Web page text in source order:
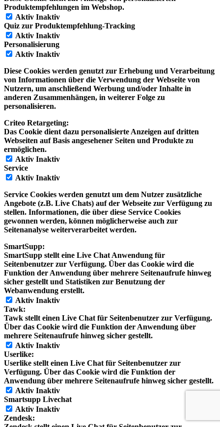
Produktempfehlungen im Webshop.
Aktiv Inaktiv
Quiz zur Produktempfehlung-Tracking
Aktiv Inaktiv
Personalisierung
Aktiv Inaktiv
Diese Cookies werden genutzt zur Erhebung und Verarbeitung
von Informationen über die Verwendung der Webseite von
Nutzern, um anschließend Werbung und/oder Inhalte in
anderen Zusammenhängen, in weiterer Folge zu
personalisieren.
Criteo Retargeting:
Das Cookie dient dazu personalisierte Anzeigen auf dritten
Webseiten auf Basis angesehener Seiten und Produkte zu
ermöglichen.
Aktiv Inaktiv
Service
Aktiv Inaktiv
Service Cookies werden genutzt um dem Nutzer zusätzliche
Angebote (z.B. Live Chats) auf der Webseite zur Verfügung zu
stellen. Informationen, die über diese Service Cookies
gewonnen werden, können möglicherweise auch zur
Seitenanalyse weiterverarbeitet werden.
SmartSupp:
SmartSupp stellt eine Live Chat Anwendung für
Seitenbenutzer zur Verfügung. Über das Cookie wird die
Funktion der Anwendung über mehrere Seitenaufrufe hinweg
sicher gestellt und Statistiken zur Benutzung der
Webanwendung erstellt.
Aktiv Inaktiv
Tawk:
Tawk stellt einen Live Chat für Seitenbenutzer zur Verfügung.
Über das Cookie wird die Funktion der Anwendung über
mehrere Seitenaufrufe hinweg sicher gestellt.
Aktiv Inaktiv
Userlike:
Userlike stellt einen Live Chat für Seitenbenutzer zur
Verfügung. Über das Cookie wird die Funktion der
Anwendung über mehrere Seitenaufrufe hinweg sicher gestellt.
Aktiv Inaktiv
Smartsupp Livechat
Aktiv Inaktiv
Zendesk: